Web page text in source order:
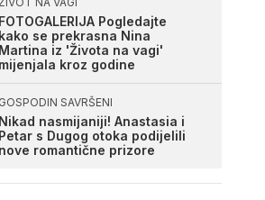
FOTOGALERIJA Pogledajte
kako se prekrasna Nina
Martina iz 'Života na vagi'
mijenjala kroz godine
GOSPODIN SAVRŠENI
Nikad nasmijaniji! Anastasia i
Petar s Dugog otoka podijelili
nove romantične prizore